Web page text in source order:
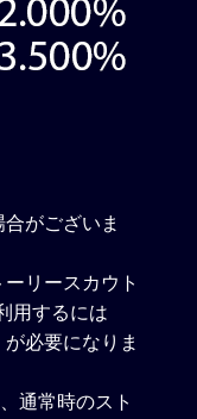
がございま
リースカウト
用するには
が必要になりま
通常時のスト